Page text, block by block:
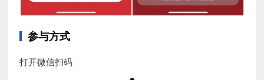
参与方式
打开微信扫码